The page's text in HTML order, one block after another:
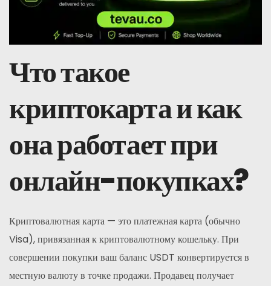
Что такое
криптокарта и как
она работает при
онлайн-покупках?
Криптовалютная карта — это платежная карта (обычно
Visa), привязанная к криптовалютному кошельку. При
совершении покупки ваш баланс USDT конвертируется в
местную валюту в точке продажи. Продавец получает